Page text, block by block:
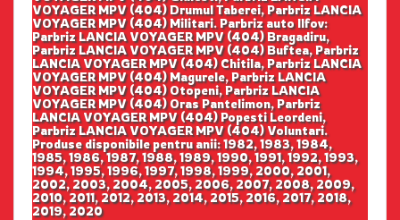
VOYAGER MPV (404) Drumul Taberei, Parbriz LANCIA
VOYAGER MPV (404) Militari. Parbriz auto Ilfov:
Parbriz LANCIA VOYAGER MPV (404) Bragadiru,
Parbriz LANCIA VOYAGER MPV (404) Buftea, Parbriz
LANCIA VOYAGER MPV (404) Chitila, Parbriz LANCIA
VOYAGER MPV (404) Magurele, Parbriz LANCIA
VOYAGER MPV (404) Otopeni, Parbriz LANCIA
VOYAGER MPV (404) Oras Pantelimon, Parbriz
LANCIA VOYAGER MPV (404) Popesti Leordeni,
Parbriz LANCIA VOYAGER MPV (404) Voluntari.
Produse disponibile pentru anii: 1982, 1983, 1984,
1985, 1986, 1987, 1988, 1989, 1990, 1991, 1992, 1993,
1994, 1995, 1996, 1997, 1998, 1999, 2000, 2001,
2002, 2003, 2004, 2005, 2006, 2007, 2008, 2009,
2010, 2011, 2012, 2013, 2014, 2015, 2016, 2017, 2018,
2019, 2020